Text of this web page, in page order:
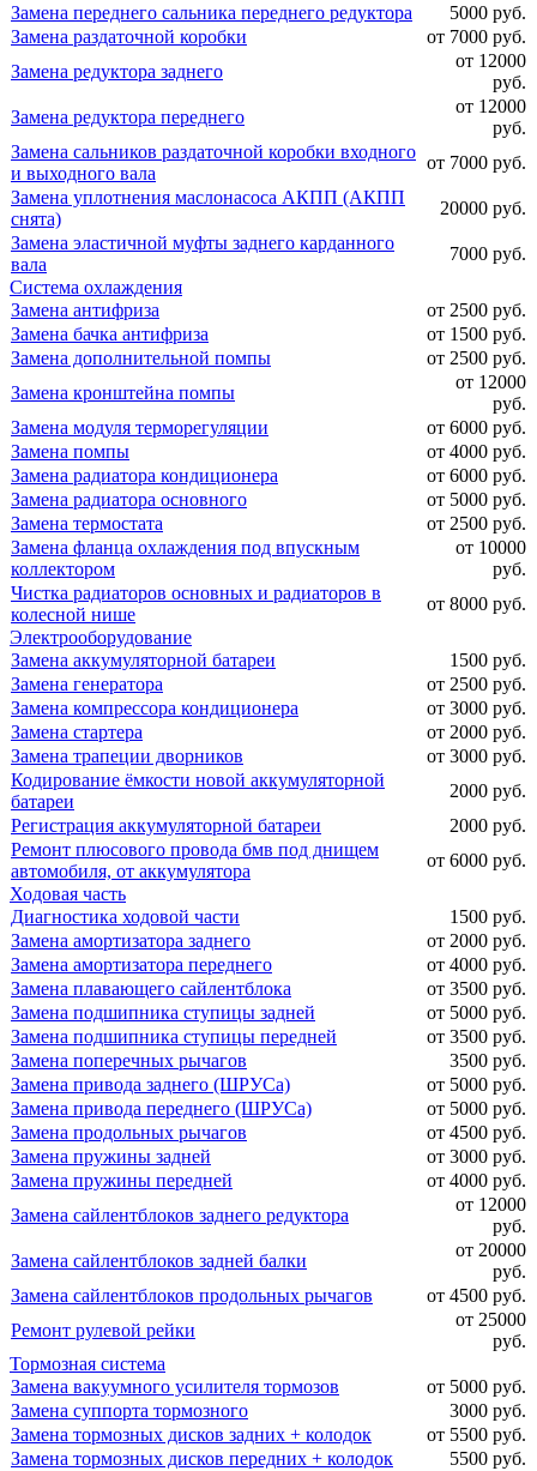
Замена переднего сальника переднего редуктора
5000 руб.
Замена раздаточной коробки
от 7000 руб.
Замена редуктора заднего
от 12000
руб.
Замена редуктора переднего
от 12000
руб.
Замена сальников раздаточной коробки входного
и выходного вала
от 7000 руб.
Замена уплотнения маслонасоса АКПП (АКПП
снята)
20000 руб.
Замена эластичной муфты заднего карданного
вала
7000 руб.
Система охлаждения
Замена антифриза
от 2500 руб.
Замена бачка антифриза
от 1500 руб.
Замена дополнительной помпы
от 2500 руб.
Замена кронштейна помпы
от 12000
руб.
Замена модуля терморегуляции
от 6000 руб.
Замена помпы
от 4000 руб.
Замена радиатора кондиционера
от 6000 руб.
Замена радиатора основного
от 5000 руб.
Замена термостата
от 2500 руб.
Замена фланца охлаждения под впускным
коллектором
от 10000
руб.
Чистка радиаторов основных и радиаторов в
колесной нише
от 8000 руб.
Электрооборудование
Замена аккумуляторной батареи
1500 руб.
Замена генератора
от 2500 руб.
Замена компрессора кондиционера
от 3000 руб.
Замена стартера
от 2000 руб.
Замена трапеции дворников
от 3000 руб.
Кодирование ёмкости новой аккумуляторной
батареи
2000 руб.
Регистрация аккумуляторной батареи
2000 руб.
Ремонт плюсового провода бмв под днищем
автомобиля, от аккумулятора
от 6000 руб.
Ходовая часть
Диагностика ходовой части
1500 руб.
Замена амортизатора заднего
от 2000 руб.
Замена амортизатора переднего
от 4000 руб.
Замена плавающего сайлентблока
от 3500 руб.
Замена подшипника ступицы задней
от 5000 руб.
Замена подшипника ступицы передней
от 3500 руб.
Замена поперечных рычагов
3500 руб.
Замена привода заднего (ШРУСа)
от 5000 руб.
Замена привода переднего (ШРУСа)
от 5000 руб.
Замена продольных рычагов
от 4500 руб.
Замена пружины задней
от 3000 руб.
Замена пружины передней
от 4000 руб.
Замена сайлентблоков заднего редуктора
от 12000
руб.
Замена сайлентблоков задней балки
от 20000
руб.
Замена сайлентблоков продольных рычагов
от 4500 руб.
Ремонт рулевой рейки
от 25000
руб.
Тормозная система
Замена вакуумного усилителя тормозов
от 5000 руб.
Замена суппорта тормозного
3000 руб.
Замена тормозных дисков задних + колодок
от 5500 руб.
Замена тормозных дисков передних + колодок
5500 руб.